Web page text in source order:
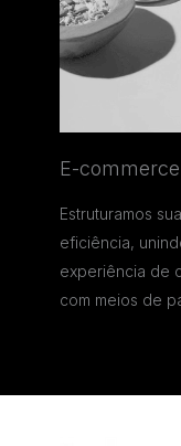
E-commerce
Estruturamos
eficiência,
experiência de
com meios de